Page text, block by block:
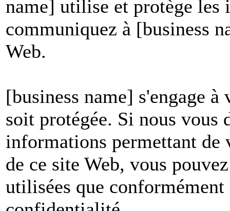
name] utilise et protège les
communiquez à [business
Web.
[business name] s'engage
soit protégée. Si nous vous
informations permettant
de ce site Web, vous
utilisées que